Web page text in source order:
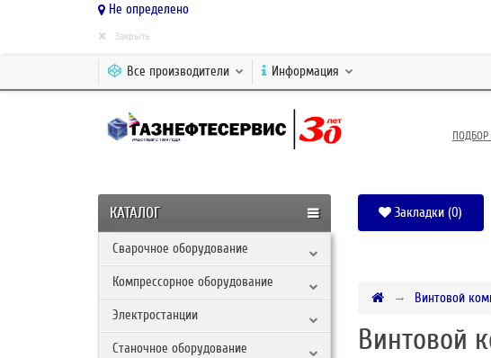
Не определено
× Закрыть
Все производители Информация
КАТАЛОГ
Сварочное оборудование
Компрессорное оборудование
Электростанции
Станочное оборудование
Закладки (0)
Винтовой
Винтовой